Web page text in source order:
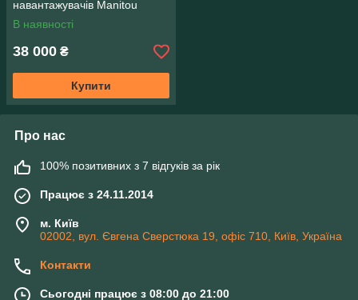
навантажувачів Manitou
В наявності
38 000 ₴
Купити
Про нас
100% позитивних з 7 відгуків за рік
Працює з 24.11.2014
м. Київ
02002, вул. Євгена Сверстюка 19, офіс 710, Київ, Україна
Контакти
Сьогодні працює з 08:00 до 21:00